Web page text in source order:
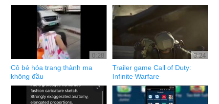
0:28
Cô bé hóa trang thành ma
không đầu
3:24
Trailer game Call of Duty:
Infinite Warfare